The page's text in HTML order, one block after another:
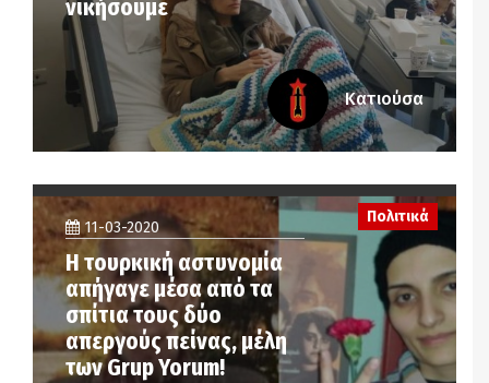
νικήσουμε
Κατιούσα
11-03-2020
Η τουρκική αστυνομία
απήγαγε μέσα από τα
σπίτια τους δύο
απεργούς πείνας, μέλη
των Grup Yorum!
Πολιτικά